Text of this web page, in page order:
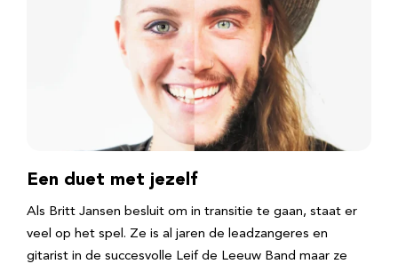
Een duet met jezelf
Als Britt Jansen besluit om in transitie te gaan, staat er
veel op het spel. Ze is al jaren de leadzangeres en
gitarist in de succesvolle Leif de Leeuw Band maar ze